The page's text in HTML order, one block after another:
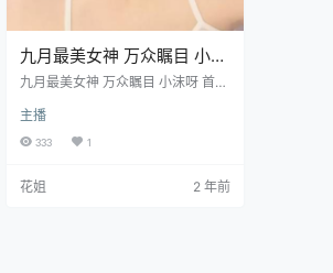
九月最美女神 万众瞩目 小沫
呀 首次才艺福利秀
九月最美女神 万众瞩目 小沫呀 首次
主播
333 1
花姐 2 年前